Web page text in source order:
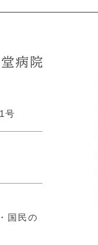
号
国民の